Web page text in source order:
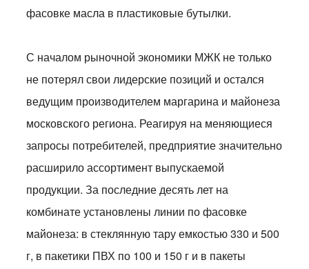
фасовке масла в пластиковые бутылки.
С началом рыночной экономики МЖК не только
не потерял свои лидерские позиций и остался
ведущим производителем маргарина и майонеза
московского региона. Реагируя на меняющиеся
запросы потребителей, предприятие значительно
расширило ассортимент выпускаемой
продукции. За последние десять лет на
комбинате установлены линии по фасовке
майонеза: в стеклянную тару емкостью 330 и 500
г, в пакетики ПВХ по 100 и 150 г и в пакеты